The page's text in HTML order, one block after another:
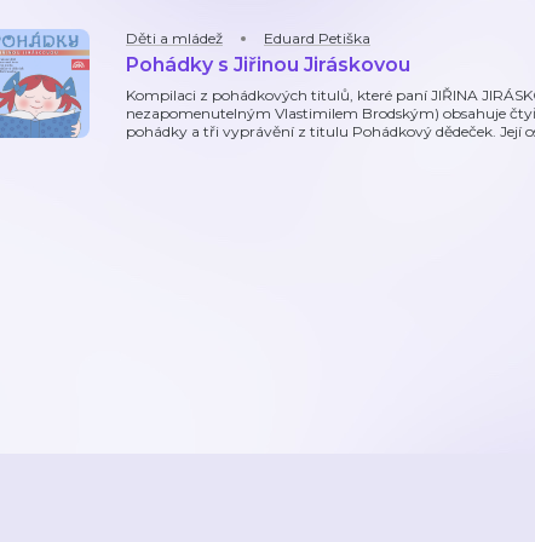
Děti a mládež Eduard Petiška
Pohádky s Jiřinou Jiráskovou
Kompilaci z pohádkových titulů, které paní JIŘINA
nezapomenutelným Vlastimilem Brodským) obsahuje
pohádky a tři vyprávění z titulu Pohádkový dědeček. Její